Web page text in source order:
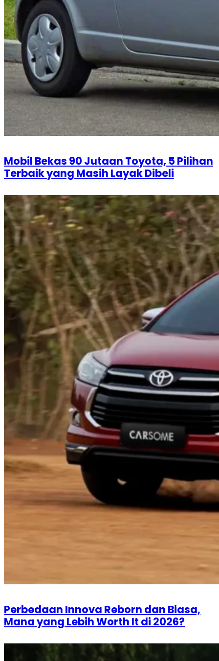
Mobil Bekas 90 Jutaan Toyota, 5 Pilihan
Terbaik yang Masih Layak Dibeli
Perbedaan Innova Reborn dan Biasa,
Mana yang Lebih Worth It di 2026?